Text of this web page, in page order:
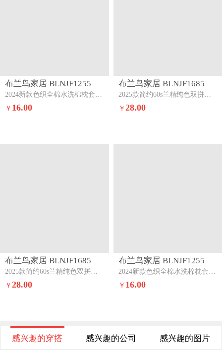
布兰鸟家居 BLNJF1255
2024新款色织全棉水洗棉枕套一对素色风尚-绿
￥ 16.00
布兰鸟家居 BLNJF1685
2025款简约60s兰精纯色双拼单品枕套盛夏豆豆绿
￥ 28.00
布兰鸟家居 BLNJF1685
2025款简约60s兰精纯色双拼单品枕套蜜桃+豆豆绿
￥28.00
布兰鸟家居 BLNJF1255
2024新款色织全棉水洗棉枕套一对暖芙湖蓝
￥ 16.00
感兴趣的穿搭 感兴趣的公司 感兴趣的图片